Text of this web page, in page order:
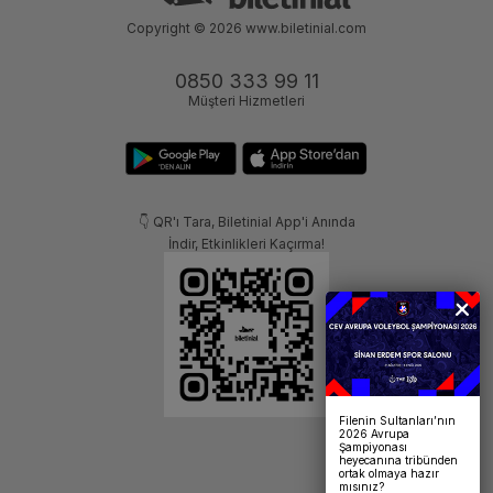
0850 333 99 11
Müşteri Hizmetleri
👇 QR'ı Tara, Biletinial App'i Anında
İndir, Etkinlikleri Kaçırma!
Copyright © 2026 www.biletinial.com
Filenin Sultanları’nın
2026 Avrupa
Şampiyonası
heyecanına tribünden
ortak olmaya hazır
mısınız?